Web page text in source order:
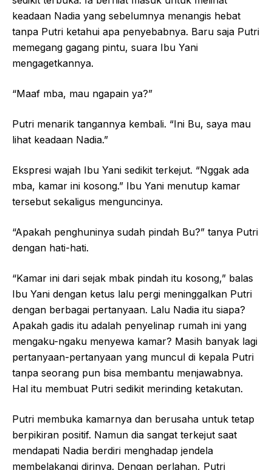
keadaan Nadia yang sebelumnya menangis hebat
tanpa Putri ketahui apa penyebabnya. Baru saja Putri
memegang gagang pintu, suara Ibu Yani
mengagetkannya.
“Maaf mba, mau ngapain ya?”
Putri menarik tangannya kembali. “Ini Bu, saya mau
lihat keadaan Nadia.”
Ekspresi wajah Ibu Yani sedikit terkejut. “Nggak ada
mba, kamar ini kosong.” Ibu Yani menutup kamar
tersebut sekaligus menguncinya.
“Apakah penghuninya sudah pindah Bu?” tanya Putri
dengan hati-hati.
“Kamar ini dari sejak mbak pindah itu kosong,” balas
Ibu Yani dengan ketus lalu pergi meninggalkan Putri
dengan berbagai pertanyaan. Lalu Nadia itu siapa?
Apakah gadis itu adalah penyelinap rumah ini yang
mengaku-ngaku menyewa kamar? Masih banyak lagi
pertanyaan-pertanyaan yang muncul di kepala Putri
tanpa seorang pun bisa membantu menjawabnya.
Hal itu membuat Putri sedikit merinding ketakutan.
Putri membuka kamarnya dan berusaha untuk tetap
berpikiran positif. Namun dia sangat terkejut saat
mendapati Nadia berdiri menghadap jendela
membelakangi dirinya. Dengan perlahan, Putri